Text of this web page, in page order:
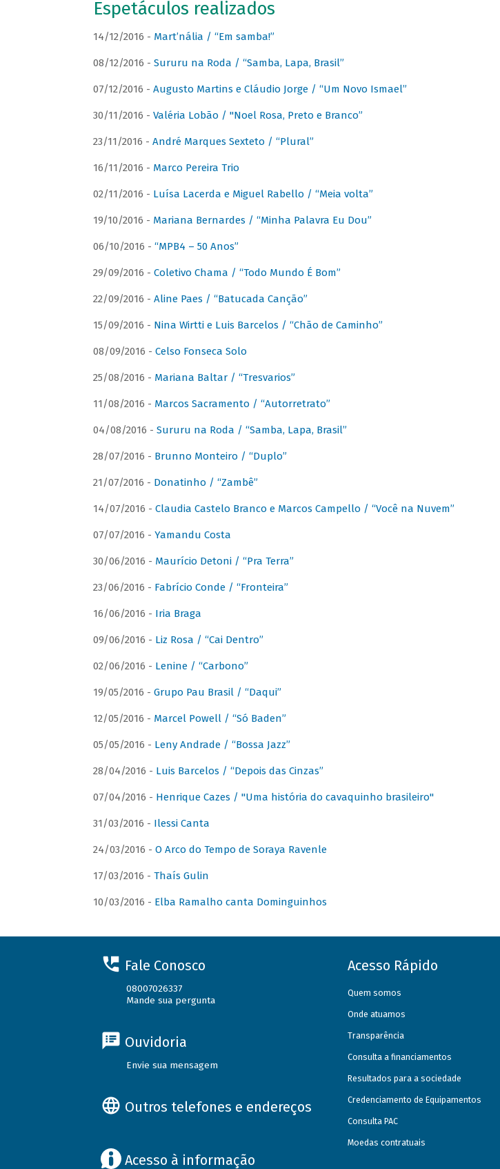
Espetáculos realizados
14/12/2016 - Mart’nália / “Em samba!”
08/12/2016 - Sururu na Roda / “Samba, Lapa, Brasil”
07/12/2016 - Augusto Martins e Cláudio Jorge / “Um Novo Ismael”
30/11/2016 - Valéria Lobão / "Noel Rosa, Preto e Branco”
23/11/2016 - André Marques Sexteto / “Plural”
16/11/2016 - Marco Pereira Trio
02/11/2016 - Luísa Lacerda e Miguel Rabello / “Meia volta”
19/10/2016 - Mariana Bernardes / “Minha Palavra Eu Dou”
06/10/2016 - “MPB4 – 50 Anos”
29/09/2016 - Coletivo Chama / “Todo Mundo É Bom”
22/09/2016 - Aline Paes / “Batucada Canção”
15/09/2016 - Nina Wirtti e Luis Barcelos / “Chão de Caminho”
08/09/2016 - Celso Fonseca Solo
25/08/2016 - Mariana Baltar / “Tresvarios”
11/08/2016 - Marcos Sacramento / “Autorretrato”
04/08/2016 - Sururu na Roda / “Samba, Lapa, Brasil”
28/07/2016 - Brunno Monteiro / “Duplo”
21/07/2016 - Donatinho / “Zambê”
14/07/2016 - Claudia Castelo Branco e Marcos Campello / “Você na Nuvem”
07/07/2016 - Yamandu Costa
30/06/2016 - Maurício Detoni / “Pra Terra”
23/06/2016 - Fabrício Conde / “Fronteira”
16/06/2016 - Iria Braga
09/06/2016 - Liz Rosa / “Cai Dentro”
02/06/2016 - Lenine / “Carbono”
19/05/2016 - Grupo Pau Brasil / “Daqui”
12/05/2016 - Marcel Powell / “Só Baden”
05/05/2016 - Leny Andrade / “Bossa Jazz”
28/04/2016 - Luis Barcelos / “Depois das Cinzas”
07/04/2016 - Henrique Cazes / "Uma história do cavaquinho brasileiro"
31/03/2016 - Ilessi Canta
24/03/2016 - O Arco do Tempo de Soraya Ravenle
17/03/2016 - Thaís Gulin
10/03/2016 - Elba Ramalho canta Dominguinhos
Fale Conosco
08007026337
Mande sua pergunta
Ouvidoria
Envie sua mensagem
Outros telefones e endereços
Acesso à informação
Acesso Rápido
Quem somos
Onde atuamos
Transparência
Consulta a financiamentos
Resultados para a sociedade
Credenciamento de Equipamentos
Consulta PAC
Moedas contratuais